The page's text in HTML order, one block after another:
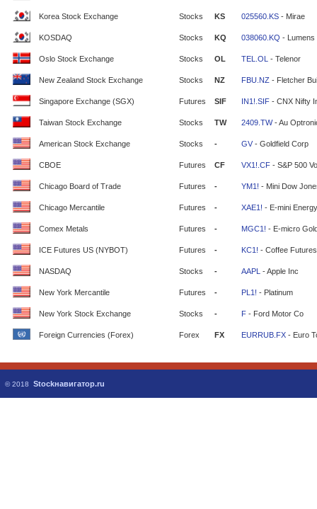
Korea Stock Exchange Stocks KS 025560.KS - Mirae
KOSDAQ Stocks KQ 038060.KQ - Lumens
Oslo Stock Exchange Stocks OL TEL.OL - Telenor
New Zealand Stock Exchange Stocks NZ FBU.NZ - Fletcher
Singapore Exchange (SGX) Futures SIF IN1!.SIF - CNX Nifty
Taiwan Stock Exchange Stocks TW 2409.TW- Au
American Stock Exchange Stocks - GV - Goldfield Corp
CBOE Futures CF VX1!.CF - S&P 500
Chicago Board of Trade Futures - YM1! - Mini Dow
Chicago Mercantile Futures - XAE1! - E-mini
Comex Metals Futures - MGC1! - E-micro
ICE Futures US (NYBOT) Futures - KC1! - Coffee Futures
NASDAQ Stocks - AAPL - Apple Inc
New York Mercantile Futures - PL1! - Platinum
New York Stock Exchange Stocks - F - Ford Motor Co
Foreign Currencies (Forex) Forex FX EURRUB.FX - Euro
© 2018 Stockнавигатор.ru